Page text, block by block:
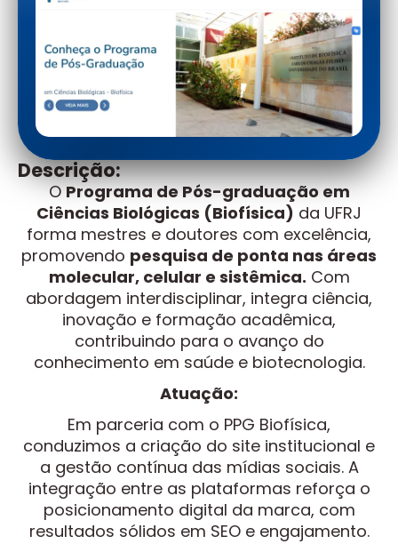
Descrição:
OPrograma de Pós-graduação em
Ciências Biológicas (Biofísica) da UFRJ
forma mestres e doutores com excelência,
promovendo pesquisa de ponta nas áreas
molecular, celular e sistêmica. Com
abordagem interdisciplinar, integra ciência,
inovação e formação acadêmica,
contribuindo para o avanço do
conhecimento em saúde e biotecnologia.
Atuação:
Em parceria com o PPG Biofísica,
conduzimos a criação do site institucional e
a gestão contínua das mídias sociais. A
integração entre as plataformas reforça o
posicionamento digital da marca, com
resultados sólidos em SEO e engajamento.